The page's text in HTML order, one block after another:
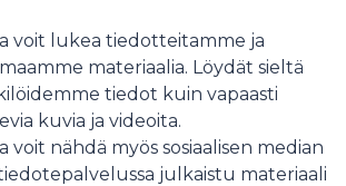
och att många sökandes perioder
dagpenning tar slut. FPA
lättar inom de närmaste
voit lukea tiedotteitamme ja
materiaalia. Löydät sieltä
tiedot kuin vapaasti
kuvia ja videoita.
voit nähdä myös sosiaalisen median
julkaistu materiaali